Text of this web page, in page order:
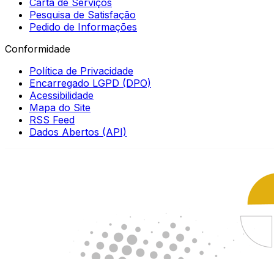
Pesquisa de Satisfação
Pedido de Informações
Conformidade
Política de Privacidade
Encarregado LGPD (DPO)
Acessibilidade
Mapa do Site
RSS Feed
Dados Abertos (API)